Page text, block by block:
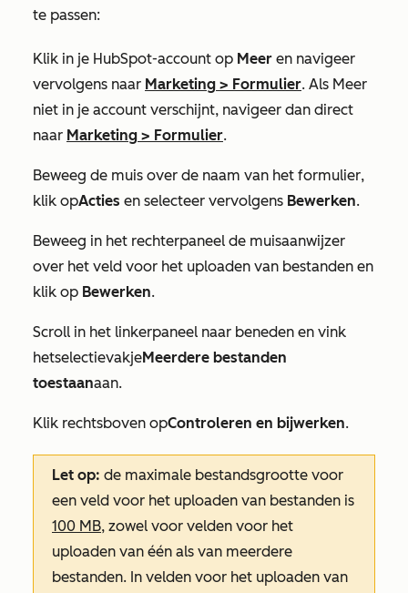
te passen:
Klik in je HubSpot-account op Meer en navigeer
vervolgens naar Marketing > Formulier. Als Meer
niet in je account verschijnt, navigeer dan direct
naar Marketing > Formulier.
Beweeg de muis over de naam van het formulier,
klik opActies en selecteer vervolgens Bewerken.
Beweeg in het rechterpaneel de muisaanwijzer
over het veld voor het uploaden van bestanden en
klik op Bewerken.
Scroll in het linkerpaneel naar beneden en vink
hetselectievakjeMeerdere bestanden
toestaanaan.
Klik rechtsboven opControleren en bijwerken.
Let op: de maximale bestandsgrootte voor
een veld voor het uploaden van bestanden is
100 MB, zowel voor velden voor het
uploaden van één als van meerdere
bestanden. In velden voor het uploaden van